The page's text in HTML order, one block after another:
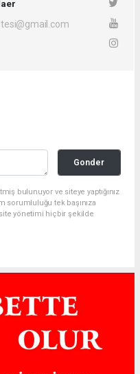
Gonder
bulunuyor ve siteye yaptığınız
sorumluluğu tek başınıza
yönetimi hiçbir şekilde